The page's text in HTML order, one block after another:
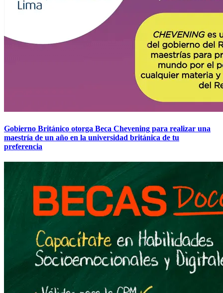
Gobierno Británico otorga Beca Chevening para realizar una
maestría de un año en la universidad británica de tu
preferencia